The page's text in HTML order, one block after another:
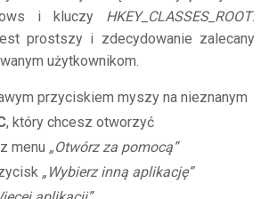
i kluczy HKEY_CLASSES_ROOT.
prostszy i zdecydowanie zalecany
użytkownikom.
przyciskiem myszy na nieznanym
, który chcesz otworzyć
menu „Otwórz za pomocą”
„Wybierz inną aplikację”